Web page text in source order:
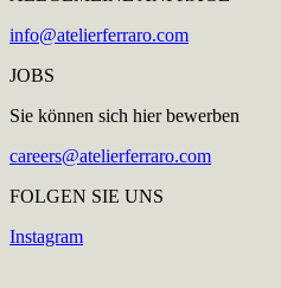
info@atelierferraro.com
JOBS
Sie können sich hier bewerben
careers@atelierferraro.com
FOLGEN SIE UNS
Instagram